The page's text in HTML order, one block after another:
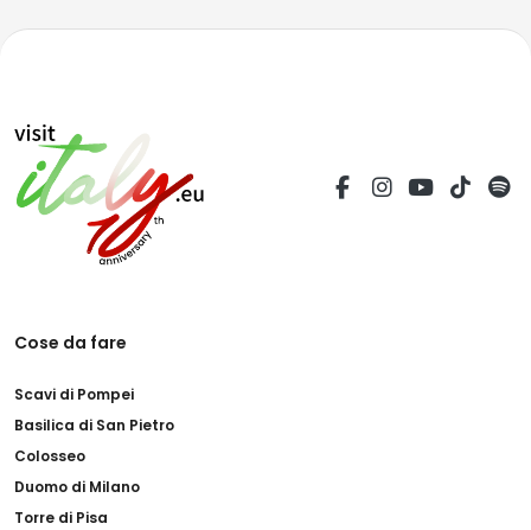
Cose da fare
Scavi di Pompei
Basilica di San Pietro
Colosseo
Duomo di Milano
Torre di Pisa